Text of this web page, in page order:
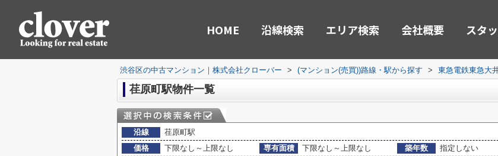
HOME 沿線検索 エリア検索 会社概要 スタ
渋谷区の中古マンション｜株式会社クローバー > (マンション(売買))路線・駅から探す > 東急電鉄東急大
荏原町駅物件一覧
沿線
荏原町駅
価格
下限なし～上限なし 専有面積 下限なし～上限なし 築年数
指定しない